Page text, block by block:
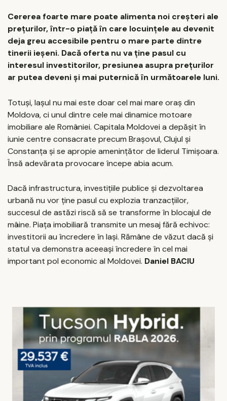
Cererea foarte mare poate alimenta noi creșteri ale
prețurilor, într-o piață în care locuințele au devenit
deja greu accesibile pentru o mare parte dintre
tinerii ieșeni. Dacă oferta nu va ține pasul cu
interesul investitorilor, presiunea asupra prețurilor
ar putea deveni și mai puternică în următoarele luni.
Totuși, Iașul nu mai este doar cel mai mare oraș din
Moldova, ci unul dintre cele mai dinamice motoare
imobiliare ale României. Capitala Moldovei a depășit în
iunie centre consacrate precum Brașovul, Clujul și
Constanța și se apropie amenințător de liderul Timișoara.
Însă adevărata provocare începe abia acum.
Dacă infrastructura, investițiile publice și dezvoltarea
urbană nu vor ține pasul cu explozia tranzacțiilor,
succesul de astăzi riscă să se transforme în blocajul de
mâine. Piața imobiliară transmite un mesaj fără echivoc:
investitorii au încredere în Iași. Rămâne de văzut dacă și
statul va demonstra aceeași încredere în cel mai
important pol economic al Moldovei. Daniel BACIU